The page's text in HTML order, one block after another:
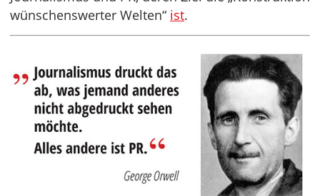
wünschenswerter Welten“ ist.